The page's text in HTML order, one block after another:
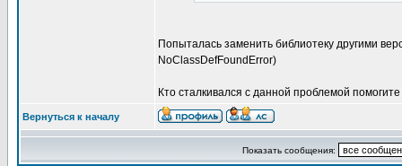
Попыталась заменить библиотеку другими
NoClassDefFoundError)
Кто сталкивался с данной проблемой
Вернуться к началу
Показать сообщения: